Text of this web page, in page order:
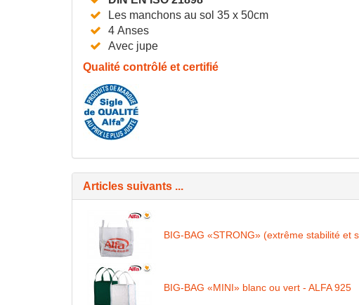
Les manchons au sol 35 x 50cm
4 Anses
Avec jupe
Qualité contrôlé et certifié
Articles suivants ...
BIG-BAG «STRONG» (extrême stabilité et
BIG-BAG «MINI» blanc ou vert - ALFA 925